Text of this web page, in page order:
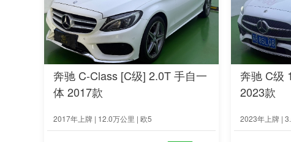
奔驰 C-Class [C级] 2.0T 手自一
体 2017款
2017年上牌 | 12.0万公里 | 欧5
奔驰 C级
2023款
2023年上牌 |